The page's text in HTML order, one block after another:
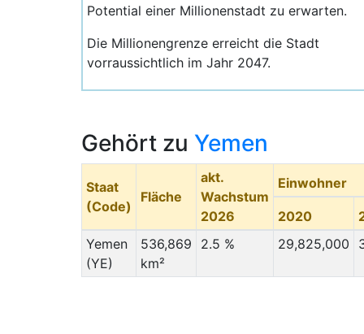
Potential einer Millionenstadt zu erwarten.
Die Millionengrenze erreicht die Stadt
vorraussichtlich im Jahr 2047.
Gehört zu Yemen
Staat
(Code)
Fläche
akt.
Wachstum
2026
Einwohner
2020
Yemen
(YE)
536,869
km²
2.5 % 29,825,000